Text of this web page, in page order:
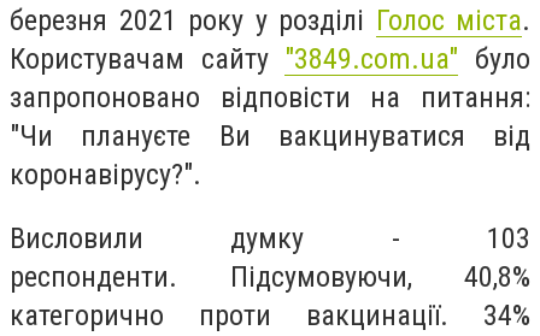
березня 2021 року у розділі Голос міста.
Користувачам сайту "3849.com.ua" було
запропоновано відповісти на питання:
"Чи плануєте Ви вакцинуватися від
коронавірусу?".
Висловили думку - 103
респонденти. Підсумовуючи, 40,8%
категорично проти вакцинації. 34%